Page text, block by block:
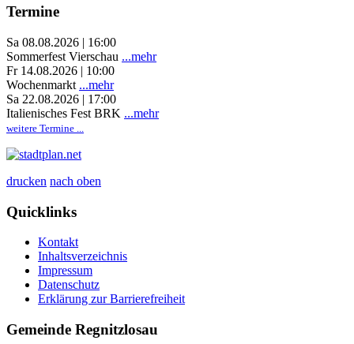
Termine
Sa 08.08.2026 | 16:00
Sommerfest Vierschau ...mehr
Fr 14.08.2026 | 10:00
Wochenmarkt ...mehr
Sa 22.08.2026 | 17:00
Italienisches Fest BRK ...mehr
weitere Termine ...
drucken nach oben
Quicklinks
Kontakt
Inhaltsverzeichnis
Impressum
Datenschutz
Erklärung zur Barrierefreiheit
Gemeinde Regnitzlosau